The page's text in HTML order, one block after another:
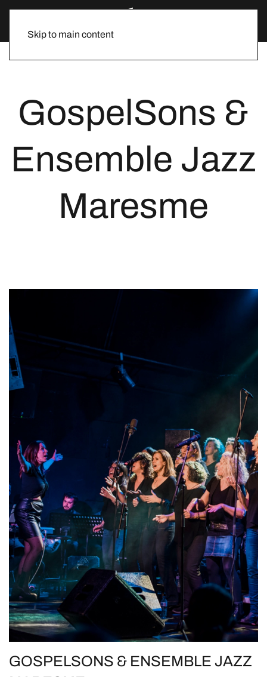
Skip to main content
GospelSons &
Ensemble Jazz
Maresme
GOSPELSONS & ENSEMBLE JAZZ